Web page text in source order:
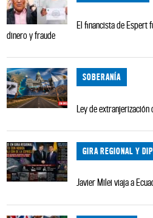
El financista de Espert
dinero y fraude
SOBERANÍA
Ley de
GIRA REGIONAL Y
Javier Milei viaja a